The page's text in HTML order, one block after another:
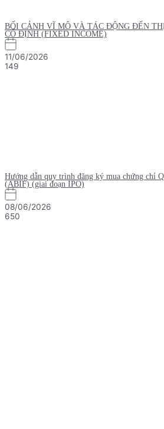
BỐI CẢNH VĨ MÔ VÀ TÁC ĐỘNG ĐẾN
CỐ ĐỊNH (FIXED INCOME)
11/06/2026
149
Hướng dẫn quy trình đăng ký mua chứng chỉ
(ABIF) (giai đoạn IPO)
08/06/2026
650